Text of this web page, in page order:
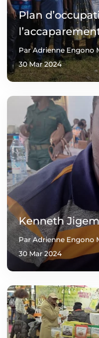
Plan
Par Adrienne Engono
30 Mar 2024
Kenneth
Par Adrienne Engono
30 Mar 2024